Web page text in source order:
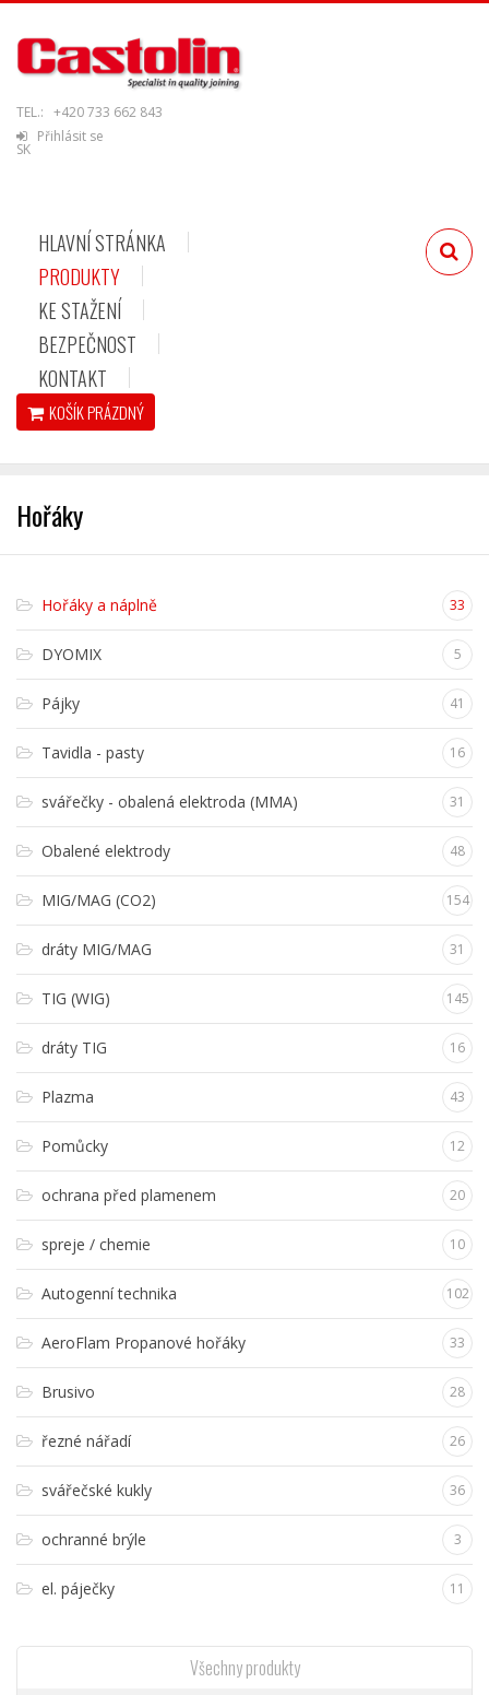
TEL.: +420 733 662 843
Přihlásit se
SK
HLAVNÍ STRÁNKA
PRODUKTY
KE STAŽENÍ
BEZPEČNOST
KONTAKT
KOŠÍKPRÁZDNÝ
Hořáky
Hořáky a náplně 33
DYOMIX 5
Pájky 41
Tavidla - pasty 16
svářečky - obalená elektroda (MMA) 31
Obalené elektrody 48
MIG/MAG (CO2) 154
dráty MIG/MAG 31
TIG (WIG) 145
dráty TIG 16
Plazma 43
Pomůcky 12
ochrana před plamenem 20
spreje / chemie 10
Autogenní technika 102
AeroFlam Propanové hořáky 33
Brusivo 28
řezné nářadí 26
svářečské kukly 36
ochranné brýle 3
el. páječky 11
Všechny produkty